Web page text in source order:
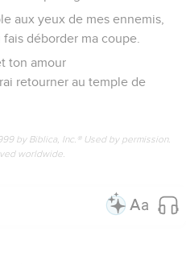
aux yeux de mes ennemis,
déborder ma coupe.
ton amour
retourner au temple de
by Biblica, Inc.® Used by permission.
worldwide.